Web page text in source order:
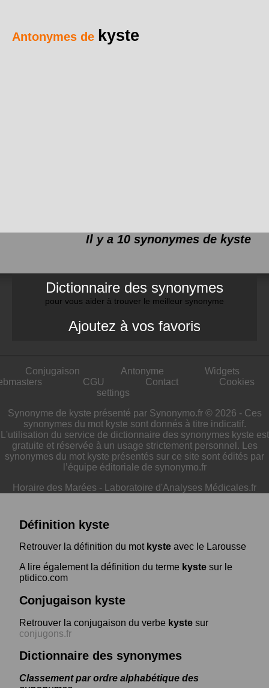
Antonymes de kyste
Il y a 10 synonymes de kyste
Dictionnaire des synonymes
pour vous aider à trouver le meilleur synonyme
Ajoutez à vos favoris
Conjugaison Antonyme
Widgets
CGU Contact
Cookies
settings
Synonyme de kyste présenté par Synonymo.fr © 2026 - Ces
synonymes du mot kyste sont donnés à titre indicatif.
L'utilisation du service de dictionnaire des synonymes kyste est
gratuite et réservée à un usage strictement personnel. Les
synonymes du mot kyste présentés sur ce site sont édités par
l’équipe éditoriale de synonymo.fr
Horaire des Marées - Laboratoire d'Analyses Médicales.fr
Définition kyste
Retrouver la définition du mot kyste avec le Larousse
A lire également la définition du terme kyste sur le
ptidico.com
Conjugaison kyste
Retrouver la conjugaison du verbe kyste sur
conjugons.fr
Dictionnaire des synonymes
Classement par ordre alphabétique des